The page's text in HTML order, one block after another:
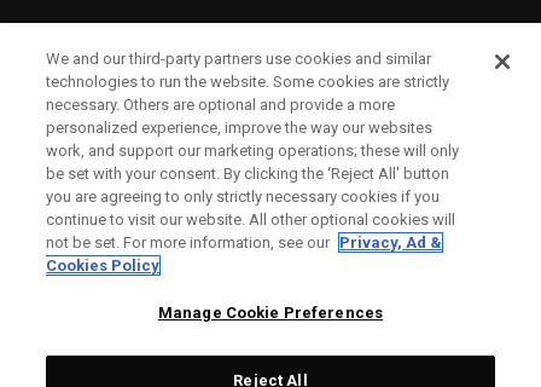
A PROPOS
MENTIONS LÉGALES
We and our third-party partners use cookies and similar
technologies to run the website. Some cookies are strictly
necessary. Others are optional and provide a more
personalized experience, improve the way our websites
work, and support our marketing operations; these will only
be set with your consent. By clicking the ‘Reject All' button
you are agreeing to only strictly necessary cookies if you
continue to visit our website. All other optional cookies will
not be set. For more information, see our Privacy, Ad &
Cookies Policy
Manage Cookie Preferences
Reject All